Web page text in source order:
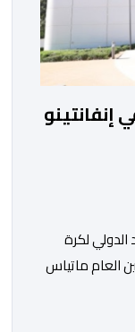
إنفانتينو
الدولي لكرة
العام ماتياس